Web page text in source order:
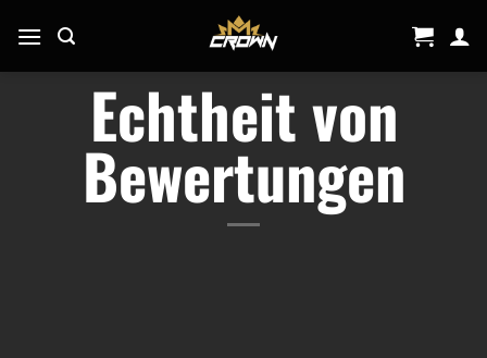
Inhalt
springen
Echtheit von
Bewertungen